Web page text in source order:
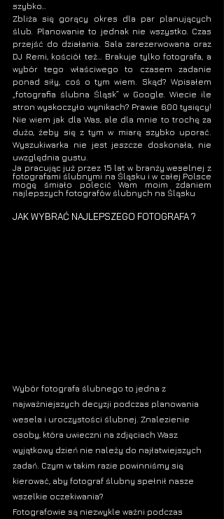
szybko…
ślub. Planowanie to jednak nie wszystko. Czas
DJ Remi, kościół też… Brakuje tylko fotografa, a
wybór tego właściwego to czasem zadanie
ponad siły, coś o tym wiem. Skąd? Wpisałem
„fotografia ślubna Śląsk” w Google. Wiecie ile
stron wyskoczyło wynikach? Prawie 600 tysięcy!
Nie wiem jak dla Was, ale dla mnie to trochę za
dużo, żeby się z tym w miarę szybko uporać.
Wyszukiwarka nie jest jeszcze doskonała, nie
uwzględnia gustu.
Ja pracując już przez 15 lat w branży weselnej
fotografami ślubnymi na Śląsku i w całej Polsce
najlepszych fotografów ślubnych na Śląsku
JAK WYBRAĆ NAJLEPSZEGO FOTOGRAFA ?
Wybór fotografa ślubnego to jedna z
najważniejszych decyzji podczas planowania
wesela i uroczystości ślubnej. Znalezienie
osoby, która uwieczni na zdjęciach Wasz
wyjątkowy dzień nie należy do najłatwiejszych
zadań. Czym w takim razie powinniśmy się
kierować, aby fotograf ślubny spełnił nasze
wszelkie oczekiwania?
Fotografowie są niezwykle ważni podczas